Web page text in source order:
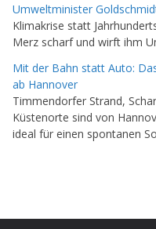
Umweltminister
Klimakrise statt
Merz scharf und wirft ihm
Mit der Bahn statt Auto:
ab Hannover
Timmendorfer Strand,
Küstenorte sind von
ideal für einen spontanen